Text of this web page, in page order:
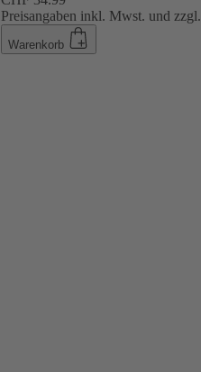
Preisangaben inkl. Mwst. und zzgl.
Warenkorb